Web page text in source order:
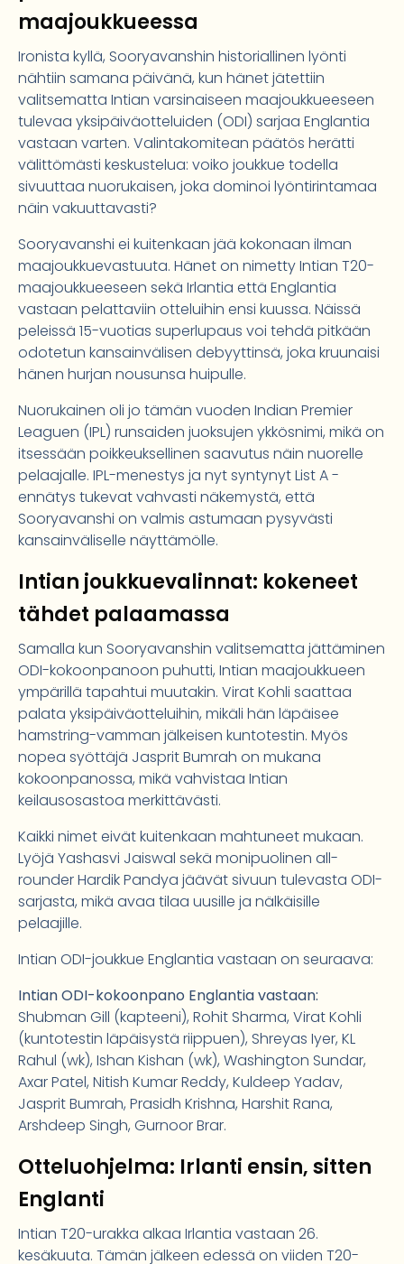
maajoukkueessa
Ironista kyllä, Sooryavanshin historiallinen lyönti
nähtiin samana päivänä, kun hänet jätettiin
valitsematta Intian varsinaiseen maajoukkueeseen
tulevaa yksipäiväotteluiden (ODI) sarjaa Englantia
vastaan varten. Valintakomitean päätös herätti
välittömästi keskustelua: voiko joukkue todella
sivuuttaa nuorukaisen, joka dominoi lyöntirintamaa
näin vakuuttavasti?
Sooryavanshi ei kuitenkaan jää kokonaan ilman
maajoukkuevastuuta. Hänet on nimetty Intian T20-
maajoukkueeseen sekä Irlantia että Englantia
vastaan pelattaviin otteluihin ensi kuussa. Näissä
peleissä 15-vuotias superlupaus voi tehdä pitkään
odotetun kansainvälisen debyyttinsä, joka kruunaisi
hänen hurjan nousunsa huipulle.
Nuorukainen oli jo tämän vuoden Indian Premier
Leaguen (IPL) runsaiden juoksujen ykkösnimi, mikä on
itsessään poikkeuksellinen saavutus näin nuorelle
pelaajalle. IPL-menestys ja nyt syntynyt List A -
ennätys tukevat vahvasti näkemystä, että
Sooryavanshi on valmis astumaan pysyvästi
kansainväliselle näyttämölle.
Intian joukkuevalinnat: kokeneet
tähdet palaamassa
Samalla kun Sooryavanshin valitsematta jättäminen
ODI-kokoonpanoon puhutti, Intian maajoukkueen
ympärillä tapahtui muutakin. Virat Kohli saattaa
palata yksipäiväotteluihin, mikäli hän läpäisee
hamstring-vamman jälkeisen kuntotestin. Myös
nopea syöttäjä Jasprit Bumrah on mukana
kokoonpanossa, mikä vahvistaa Intian
keilausosastoa merkittävästi.
Kaikki nimet eivät kuitenkaan mahtuneet mukaan.
Lyöjä Yashasvi Jaiswal sekä monipuolinen all-
rounder Hardik Pandya jäävät sivuun tulevasta ODI-
sarjasta, mikä avaa tilaa uusille ja nälkäisille
pelaajille.
Intian ODI-joukkue Englantia vastaan on seuraava:
Intian ODI-kokoonpano Englantia vastaan:
Shubman Gill (kapteeni), Rohit Sharma, Virat Kohli
(kuntotestin läpäisystä riippuen), Shreyas Iyer, KL
Rahul (wk), Ishan Kishan (wk), Washington Sundar,
Axar Patel, Nitish Kumar Reddy, Kuldeep Yadav,
Jasprit Bumrah, Prasidh Krishna, Harshit Rana,
Arshdeep Singh, Gurnoor Brar.
Otteluohjelma: Irlanti ensin, sitten
Englanti
Intian T20-urakka alkaa Irlantia vastaan 26.
kesäkuuta. Tämän jälkeen edessä on viiden T20-